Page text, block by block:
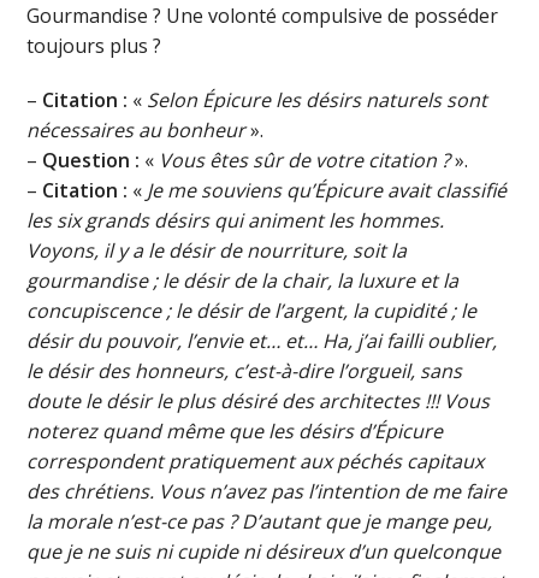
Gourmandise ? Une volonté compulsive de posséder
toujours plus ?
– Citation : « Selon Épicure les désirs naturels sont
nécessaires au bonheur».
– Question : « Vous êtes sûr de votre citation ?».
– Citation : « Je me souviens qu’Épicure avait classifié
les six grands désirs qui animent les hommes.
Voyons, il y a le désir de nourriture, soit la
gourmandise ; le désir de la chair, la luxure et la
concupiscence ; le désir de l’argent, la cupidité ; le
désir du pouvoir, l’envie et… et… Ha, j’ai failli oublier,
le désir des honneurs, c’est-à-dire l’orgueil, sans
doute le désir le plus désiré des architectes !!! Vous
noterez quand même que les désirs d’Épicure
correspondent pratiquement aux péchés capitaux
des chrétiens. Vous n’avez pas l’intention de me faire
la morale n’est-ce pas ? D’autant que je mange peu,
que je ne suis ni cupide ni désireux d’un quelconque